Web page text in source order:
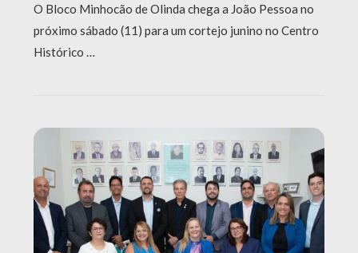
O Bloco Minhocão de Olinda chega a João Pessoa no
próximo sábado (11) para um cortejo junino no Centro
Histórico …